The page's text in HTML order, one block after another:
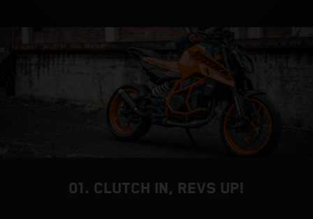
01. CLUTCH IN, REVS UP!